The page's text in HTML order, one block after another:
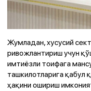
Жумладан, хусусий
ривожлантириш учун
имтиёзли тоифага
ташкилотларига қабул
ҳақини ошириш